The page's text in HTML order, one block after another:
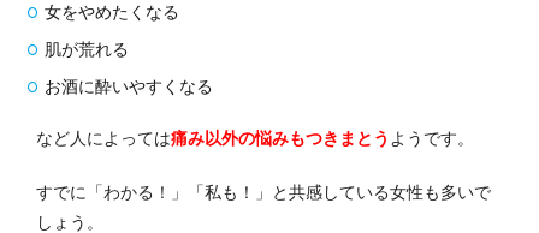
女をやめたくなる
肌が荒れる
お酒に酔いやすくなる
など人によっては痛み以外の悩みもつきまとう ようです。
すでに「わかる！」「私も！」と共感している女性も多いで
しょう。